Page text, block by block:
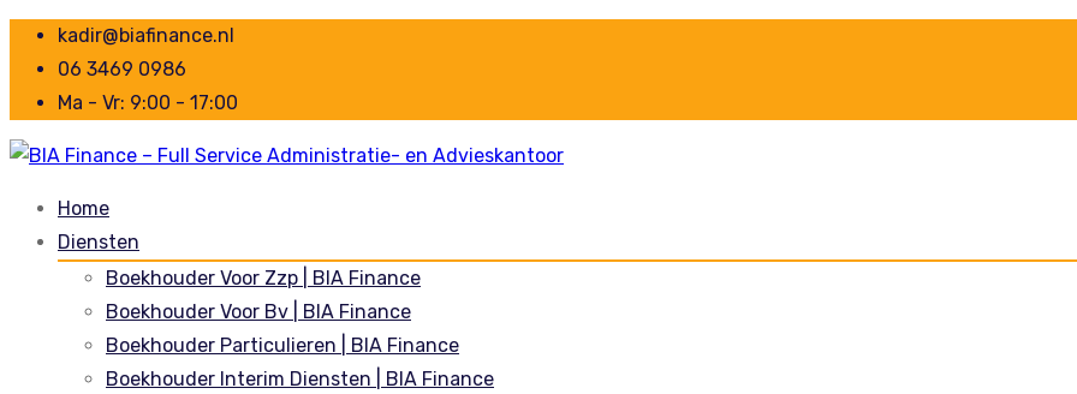
kadir@biafinance.nl
06 3469 0986
Ma - Vr: 9:00 - 17:00
Home
Diensten
Boekhouder Voor Zzp | BIA Finance
Boekhouder Voor Bv | BIA Finance
Boekhouder Particulieren | BIA Finance
Boekhouder Interim Diensten | BIA Finance